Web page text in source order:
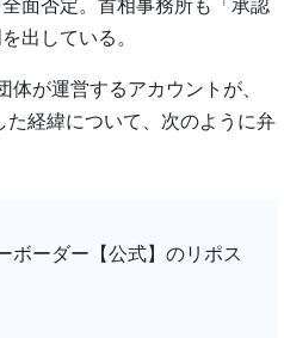
面否定。首相事務所も「承認
出している。
が運営するアカウントが、
た経緯について、次のように弁
ボーダー【公式】のリポス